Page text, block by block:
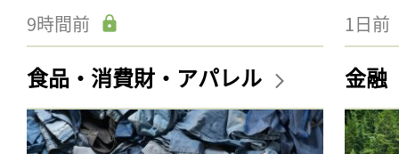
9時間前 1日前
食品・消費財・アパレル 金融